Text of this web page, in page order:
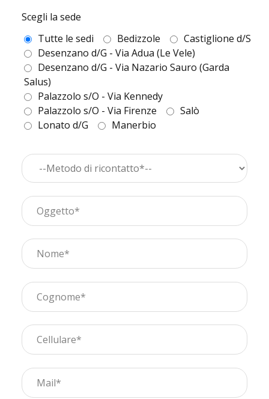
Scegli la sede
Tutte le sedi
Bedizzole
Castiglione d/S
Desenzano d/G - Via Adua (Le Vele)
Desenzano d/G - Via Nazario Sauro (Garda
Salus)
Palazzolo s/O - Via Kennedy
Palazzolo s/O - Via Firenze
Salò
Lonato d/G
Manerbio